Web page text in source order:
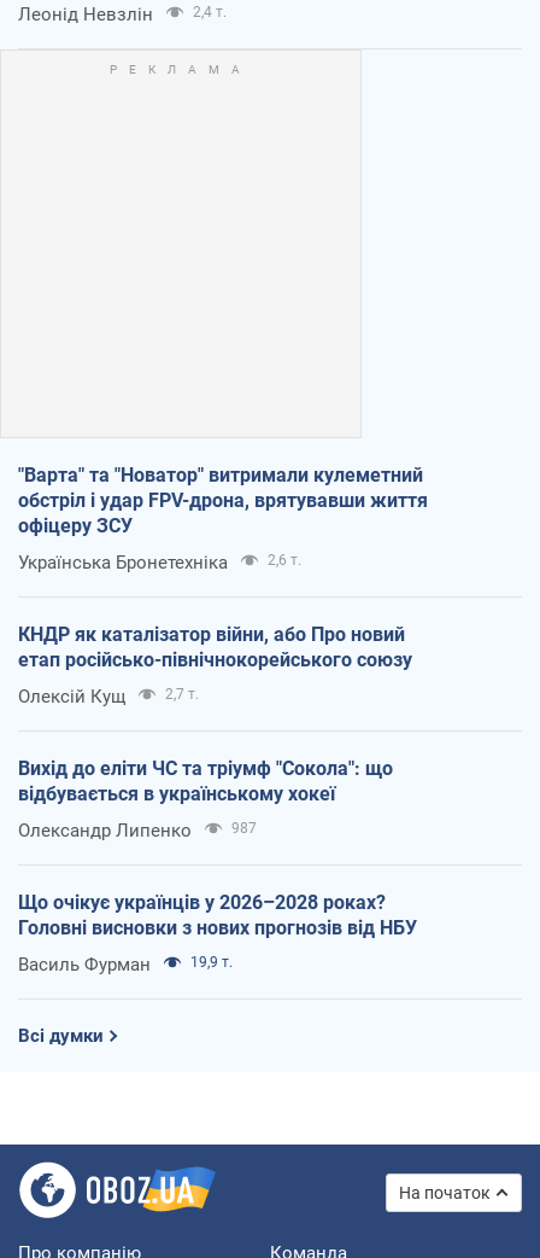
Леонід Невзлін 2,4 т.
"Варта" та "Новатор" витримали кулеметний
обстріл і удар FPV-дрона, врятувавши життя
офіцеру ЗСУ
Українська Бронетехніка 2,6 т.
КНДР як каталізатор війни, або Про новий
етап російсько-північнокорейського союзу
Олексій Кущ 2,7 т.
Вихід до еліти ЧС та тріумф "Сокола": що
відбувається в українському хокеї
Олександр Липенко 987
Що очікує українців у 2026–2028 роках?
Головні висновки з нових прогнозів від НБУ
Василь Фурман 19,9 т.
Всі думки
На початок
Про компанію Команда